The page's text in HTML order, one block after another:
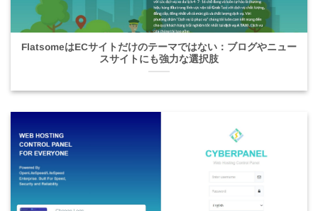
FlatsomeはECサイトだけのテーマではない：ブログやニュー
スサイトにも強力な選択肢